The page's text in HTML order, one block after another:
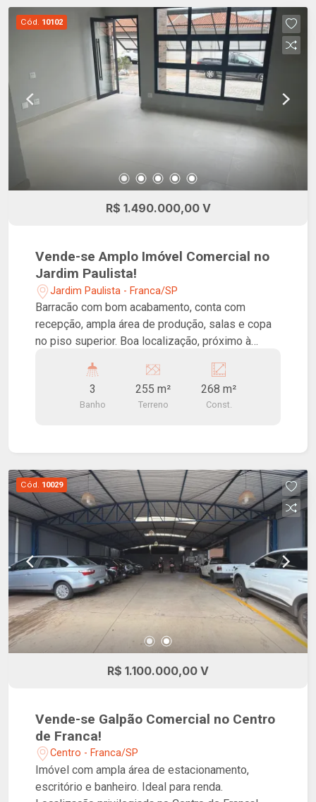
Cód. 10102
R$ 1.490.000,00 V
Vende-se Amplo Imóvel Comercial no
Jardim Paulista!
Jardim Paulista - Franca/SP
Barracão com bom acabamento, conta com
recepção, ampla área de produção, salas e copa
no piso superior. Boa localização, próximo à
3
Banho
255 m²
Terreno
268 m²
Const.
Cód. 10029
R$ 1.100.000,00 V
Vende-se Galpão Comercial no Centro
de Franca!
Centro - Franca/SP
Imóvel com ampla área de estacionamento,
escritório e banheiro. Ideal para renda.